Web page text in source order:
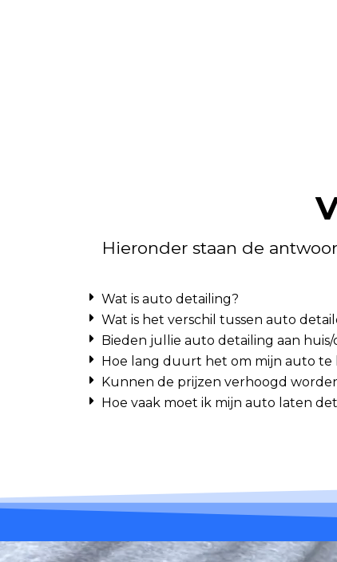
Hieronder staan de
Wat is auto detailing?
Wat is het verschil tussen auto
Bieden jullie auto detailing aan
Hoe lang duurt het om mijn auto te
Kunnen de prijzen verhoogd
Hoe vaak moet ik mijn auto laten